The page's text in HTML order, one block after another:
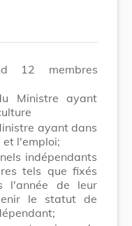
12 membres
Ministre ayant
ayant dans
l'emploi;
indépendants
tels que fixés
de leur
le statut de